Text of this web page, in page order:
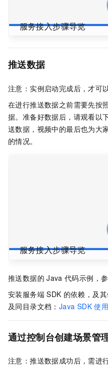
服务接入步骤导览
推送数据
注意：实例启动完成后，才可
在进行推送数据之前需要先按
据。准备好数据后，请观看以
送数据，视频中的最后也为大
的情况。
服务接入步骤导览
推送数据的 Java 代码示例，
安装服务端 SDK 的依赖，及
及同目录文档： Java SDK 使
通过控制台创建场景管
注意：推送数据成功后，需进